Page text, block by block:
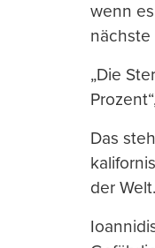
wenn
nächste
„Die
Das
der Welt.